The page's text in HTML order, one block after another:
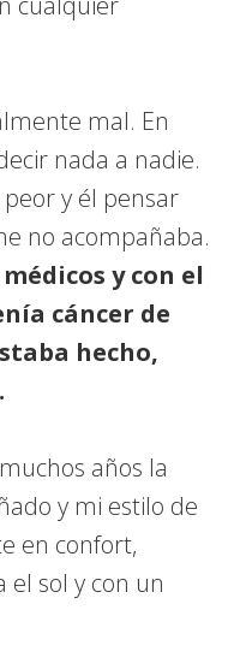
mal. En
nada a nadie.
y él pensar
no acompañaba.
y con el
cáncer de
hecho,
años la
y mi estilo de
en confort,
el sol y con un